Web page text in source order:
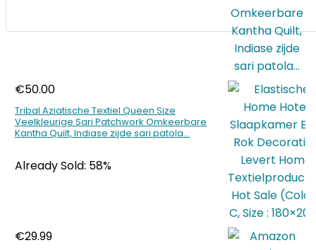
€50.00
Tribal Aziatische Textiel Queen Size
Veelkleurige Sari Patchwork Omkeerbare
Kantha Quilt, Indiase zijde sari patola…
Already Sold: 58%
€29.99